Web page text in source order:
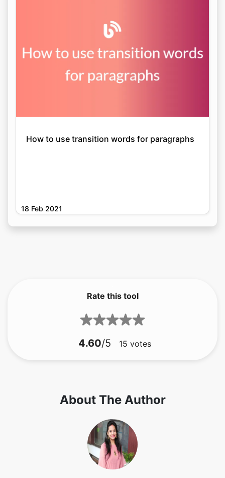
How to use transition words for paragraphs
18 Feb 2021
Rate this tool
4.60/5 15 votes
About The Author